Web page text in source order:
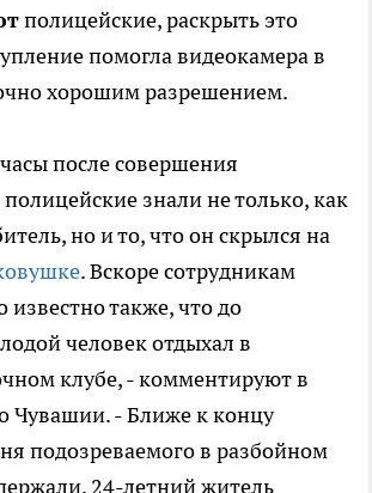
полицейские, раскрыть это
помогла видеокамера в
хорошим разрешением.
после совершения
знали не только, как
но и то, что он скрылся на
. Вскоре сотрудникам
известно также, что до
человек отдыхал в
клубе, - комментируют в
Чувашии. - Ближе к концу
подозреваемого в разбойном
24-летний житель